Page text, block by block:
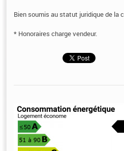
Bien soumis au statut juridique de la
* Honoraires charge vendeur.